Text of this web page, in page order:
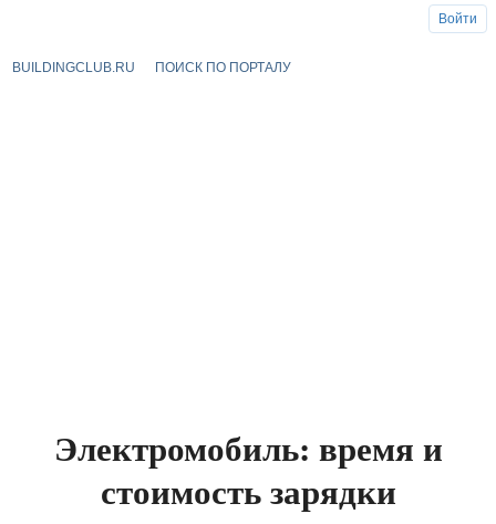
BUILDINGCLUB.RU ПОИСК ПО ПОРТАЛУ
Электромобиль: время и
стоимость зарядки
Войти